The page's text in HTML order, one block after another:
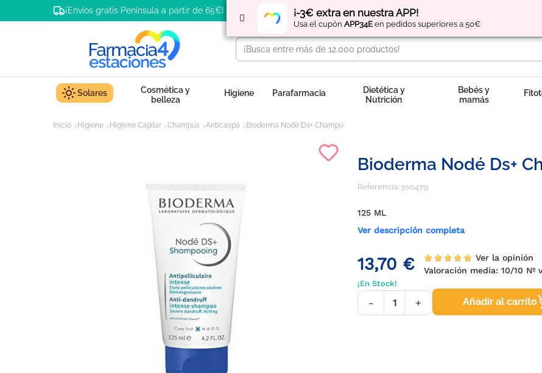
¡-3€ extra en nuestra APP!
Usa el cupón APP34E en pedidos superiores a 50€
¡Envíos gratis Península a partir de 65€! Regístratey obtén
Solares
Cosmética y
belleza
Higiene Parafarmacia
Dietética y
Nutrición
Bebés y
mamás
Inicio Higiene Higiene Capilar Champús Anticaspa Bioderma Nodé Ds+ Champú
Bioderma Nodé Ds+
Referencia: 300479
125 ML
Ver descripción completa
13,70 €
Ver la opinión
Valoración media: 10/10 Nº
¡En Stock!
- + Añadir al carrito